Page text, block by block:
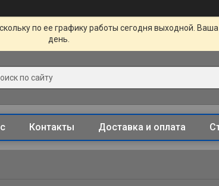
по ее графику работы сегодня выходной.
день.
Контакты Доставка и оплата